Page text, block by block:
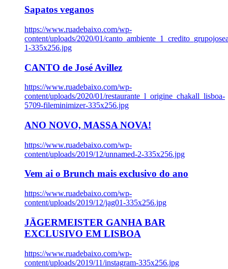
Sapatos veganos
https://www.ruadebaixo.com/wp-
content/uploads/2020/01/
1-335x256.jpg
CANTO de José Avillez
https://www.ruadebaixo.com/wp-
content/uploads/2020/01/restaurante_l_origine_chakall_lisboa-
5709-fileminimizer-335x256.jpg
ANO NOVO, MASSA NOVA!
https://www.ruadebaixo.com/wp-
content/uploads/2019/12/unnamed-2-335x256.jpg
Vem ai o Brunch mais exclusivo do ano
https://www.ruadebaixo.com/wp-
content/uploads/2019/12/jag01-335x256.jpg
JÄGERMEISTER GANHA BAR
EXCLUSIVO EM LISBOA
https://www.ruadebaixo.com/wp-
content/uploads/2019/11/instagram-335x256.jpg